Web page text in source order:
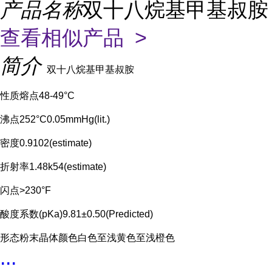
产品名称双十八烷基甲基叔胺
查看相似产品 >
简介 双十八烷基甲基叔胺
性质熔点48-49°C
沸点252°C0.05mmHg(lit.)
密度0.9102(estimate)
折射率1.48k54(estimate)
闪点>230°F
酸度系数(pKa)9.81±0.50(Predicted)
形态粉末晶体颜色白色至浅黄色至浅橙色
...